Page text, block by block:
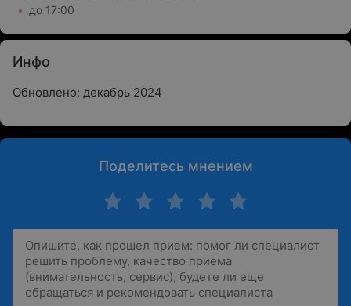
до 17:00
Инфо
Обновлено: декабрь 2024
Поделитесь мнением